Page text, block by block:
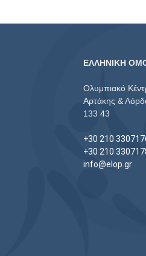
ΕΛΛΗΝΙΚΗ
Ολυμπιακό
Αρτάκης &
133 43
+30 210
+30 210
info@elop.gr